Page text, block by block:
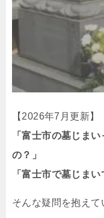
【2026年7月更新】
「富士市の墓じま
の？」
「富士市で墓じま
そんな疑問を抱えて